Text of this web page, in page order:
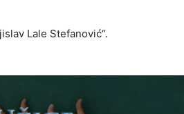
Lale Stefanović“.